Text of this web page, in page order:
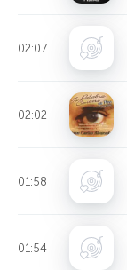
02:07
02:02
01:58
01:54